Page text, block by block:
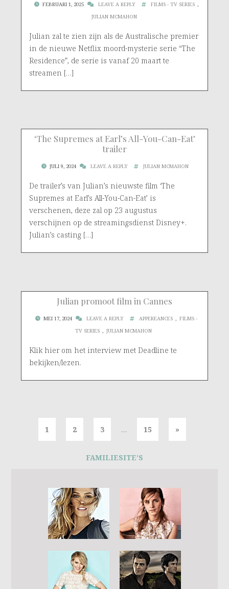
FEBRUARI 1, 2025 LEAVE A REPLY FILMS - TV SERIES
JULIAN MCMAHON
Julian zal te zien zijn als de Australische premier
in de nieuwe Netflix moord-mysterie serie “The
Residence”, de serie is vanaf 20 maart te
streamen […]
‘The Supremes at Earl’s All-You-Can-Eat’
trailer
JULI 9, 2024 LEAVE A REPLY JULIAN MCMAHON
De trailer’s van Julian’s nieuwste film ‘The
Supremes at Earl’s All-You-Can-Eat’ is
verschenen, deze zal op 23 augustus
verschijnen op de streamingsdienst Disney+.
Julian’s casting […]
Julian promoot film in Cannes
MEI 17, 2024 LEAVE A REPLY APPEREANCES , FILMS -
TV SERIES , JULIAN MCMAHON
Klik hier om het interview met Deadline te
bekijken/lezen.
1 2 3 … 15 »
FAMILIESITE’S